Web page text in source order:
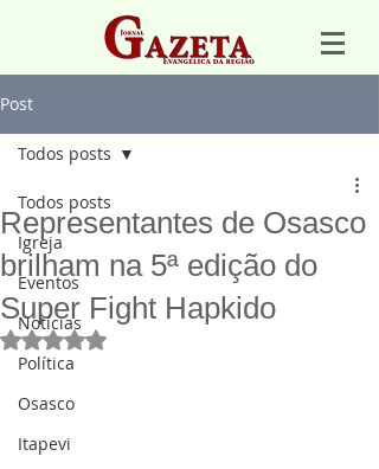
Post
Todos posts
Igreja
Eventos
Notícias
Política
Osasco
Itapevi
Todos posts
Representantes de Osasco
brilham na 5ª edição do
Super Fight Hapkido
Avaliado com NaN de 5 estrelas.